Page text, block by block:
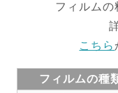
フィルムの
こちら
フィルムの種